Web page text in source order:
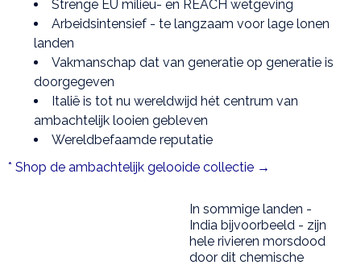
Strenge EU milieu- en REACH wetgeving
Arbeidsintensief - te langzaam voor lage lonen
landen
Vakmanschap dat van generatie op generatie is
doorgegeven
Italië is tot nu wereldwijd hét centrum van
ambachtelijk looien gebleven
Wereldbefaamde reputatie
* Shop de ambachtelijk gelooide collectie →
In sommige landen -
India bijvoorbeeld - zijn
hele rivieren morsdood
door dit chemische